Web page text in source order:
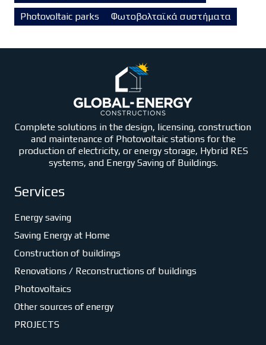
Photovoltaic parks
Φωτοβολταϊκά συστήματα
Complete solutions in the design, licensing, construction
and maintenance of Photovoltaic stations for the
production of electricity, or energy storage, Hybrid RES
systems, and Energy Saving of Buildings.
Services
Energy saving
Saving Energy at Home
Construction of buildings
Renovations / Reconstructions of buildings
Photovoltaics
Other sources of energy
PROJECTS